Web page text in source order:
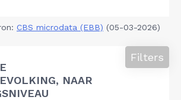
CBS microdata (EBB) (05-03-2026)
NAAR
Filters